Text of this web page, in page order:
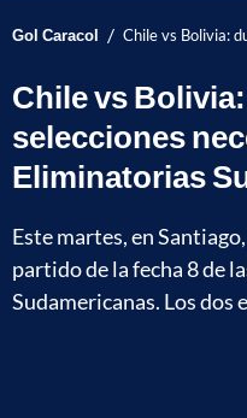
Gol Caracol / Chile vs Bolivia:
Chile vs
selecciones
Eliminatorias
Este martes, en
partido de la fecha 8 de
Sudamericanas. Los dos